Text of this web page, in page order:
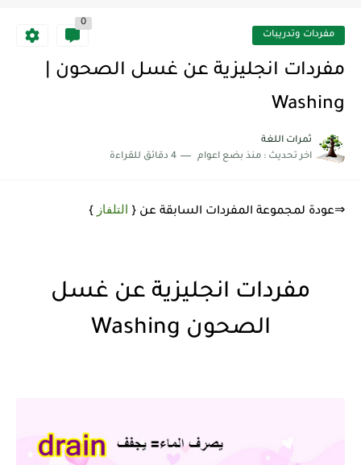
أفضل أكواد خصم تفيدك عند التسوق Discount Codes That Help... مفردات وتدريبات
0
مفردات انجليزية عن غسل الصحون |
Washing
ثمرات اللغة
اخر تحديث : منذ بضع اعوام 4 دقائق للقراءة
⇒عودة لمجموعة المفردات السابقة عن { التلفاز }
مفردات انجليزية عن غسل
الصحون Washing